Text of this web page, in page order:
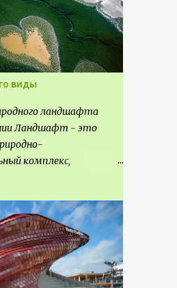
виды
ландшафта
Ландшафт - это
комплекс,
название.
видов
отличаются
не только оформлением,
происходящей